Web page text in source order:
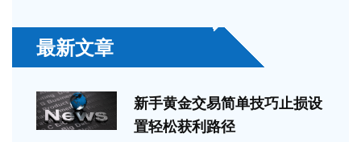
最新文章
新手黄金交易简单技巧止损设
置轻松获利路径